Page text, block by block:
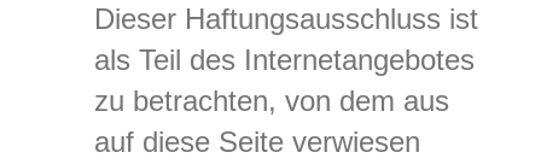
Dieser Haftungsausschluss ist
als Teil des Internetangebotes
zu betrachten, von dem aus
auf diese Seite verwiesen